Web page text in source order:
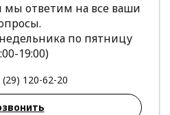
мы ответим на все ваши
по пятницу
19:00)
(29) 120-62-20